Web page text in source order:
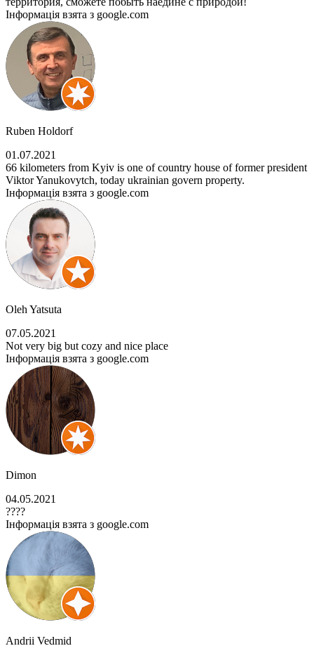
Інформація взята з google.com
Ruben Holdorf
01.07.2021
66 kilometers from Kyiv is one of country house of former president
Viktor Yanukovytch, today ukrainian govern property.
Інформація взята з google.com
Oleh Yatsuta
07.05.2021
Not very big but cozy and nice place
Інформація взята з google.com
Dimon
04.05.2021
????
Інформація взята з google.com
Andrii Vedmid